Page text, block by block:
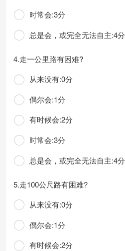
时常会:3分
总是会，或完全无法自主:4分
4.走一公里路有困难?
从来没有:0分
偶尔会:1分
有时候会:2分
时常会:3分
总是会，或完全无法自主:4分
5.走100公尺路有困难?
从来没有:0分
偶尔会:1分
有时候会:2分